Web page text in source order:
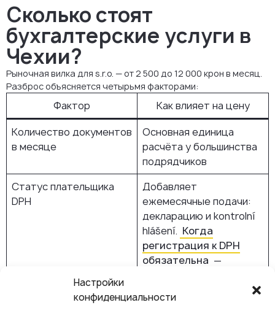
Настройки
конфиденциальности
Сколько стоят
бухгалтерские услуги в
Чехии?
Рыночная вилка для s.r.o. — от 2 500 до 12 000 крон в месяц.
Разброс объясняется четырьмя факторами:
Фактор
Как влияет на цену
Количество документов
в месяце
Основная единица
расчёта у большинства
подрядчиков
Статус плательщика
DPH
Добавляет
ежемесячные подачи:
декларацию и kontrolní
hlášení. Когда
регистрация к DPH
обязательна —
Каждая зарплатная